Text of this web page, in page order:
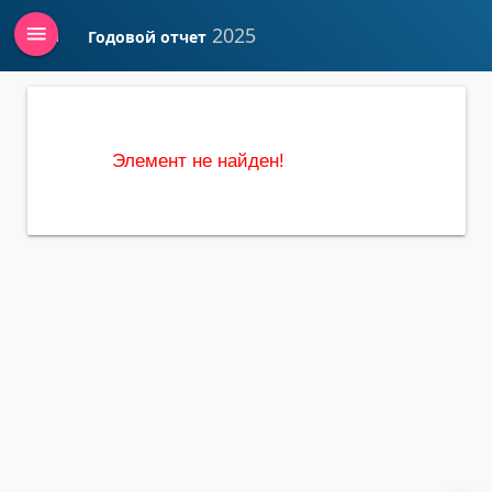
Войти Годовой отчет 2025
menu
Элемент не найден!